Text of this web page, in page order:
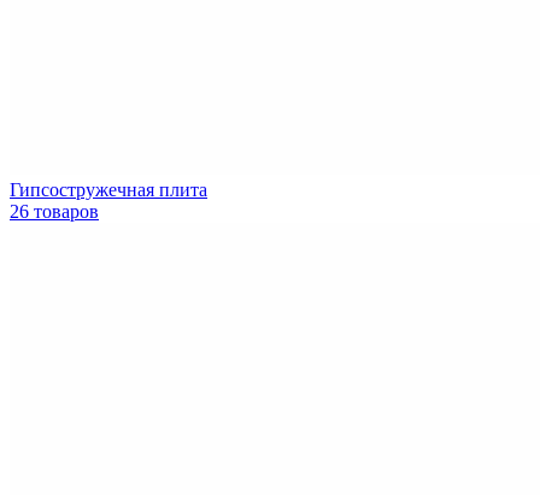
Гипсостружечная плита
26 товаров